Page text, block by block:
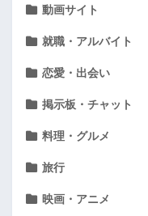
動画サイト
就職・アルバイト
恋愛・出会い
掲示板・チャット
料理・グルメ
旅行
映画・アニメ